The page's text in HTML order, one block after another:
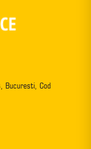
Bucuresti, Cod